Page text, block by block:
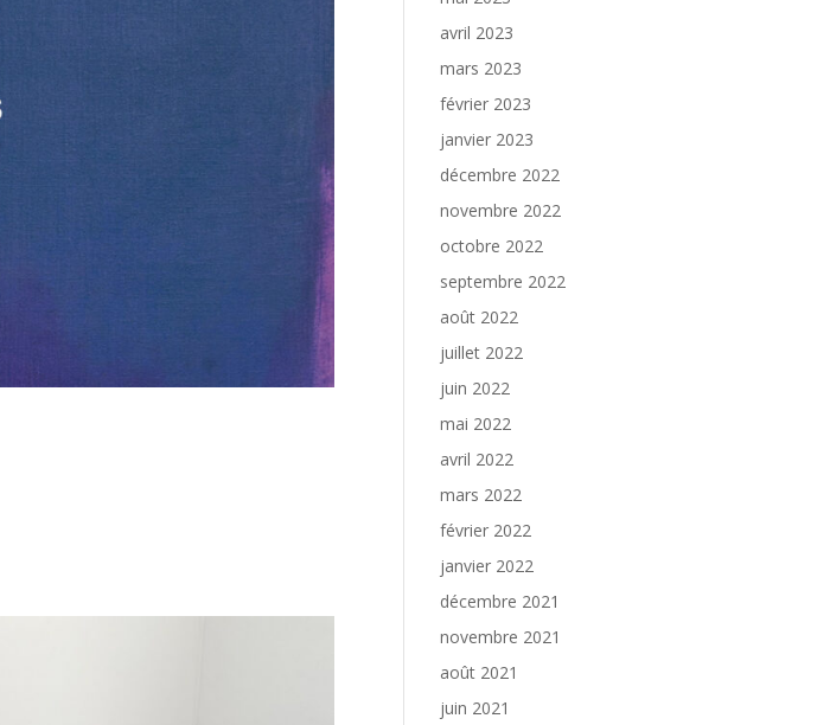
avril 2023
mars 2023
février 2023
janvier 2023
décembre 2022
novembre 2022
octobre 2022
septembre 2022
août 2022
juillet 2022
juin 2022
mai 2022
avril 2022
mars 2022
février 2022
janvier 2022
décembre 2021
novembre 2021
août 2021
juin 2021